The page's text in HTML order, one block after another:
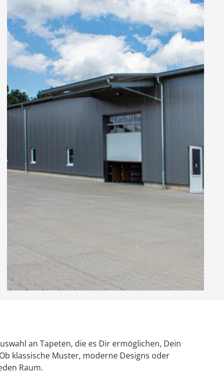
an Tapeten, die es Dir ermöglichen, Dein
klassische Muster, moderne Designs oder
Raum.